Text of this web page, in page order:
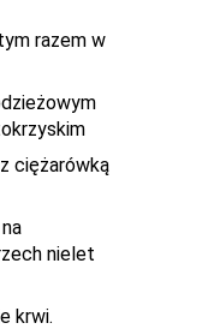
razem w
ciężarówką
nielet
krwi.